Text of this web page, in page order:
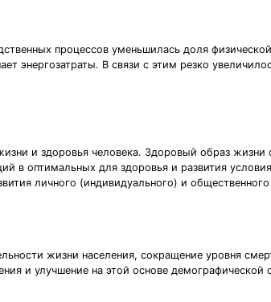
процессов уменьшилась доля
энергозатраты. В связи с этим резко
и здоровья человека. Здоровый образ жизни
в оптимальных для здоровья и развития
личного (индивидуального) и
жизни населения, сокращение уровня
и улучшение на этой основе демографической